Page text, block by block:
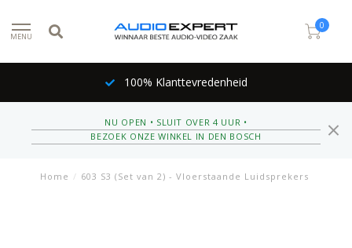
MENU
0
100% Klanttevredenheid
NU OPEN • SLUIT OVER 4 UUR •
BEZOEK ONZE WINKEL IN DEN BOSCH
Home / 603 S3 (Set van 2) - Vloerstaande Luidsprekers